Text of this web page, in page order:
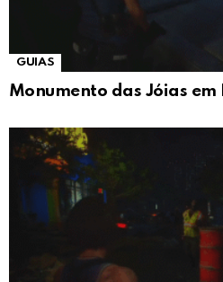
GUIAS
Monumento das Jóias em